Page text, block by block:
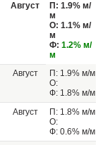
Август
П: 1.9% м/
м
О: 1.1% м/
м
Ф: 1.2% м/
м
Август
П: 1.9% м/м
О:
Ф: 1.8% м/м
Август
П: 1.8% м/м
О:
Ф: 0.6% м/м